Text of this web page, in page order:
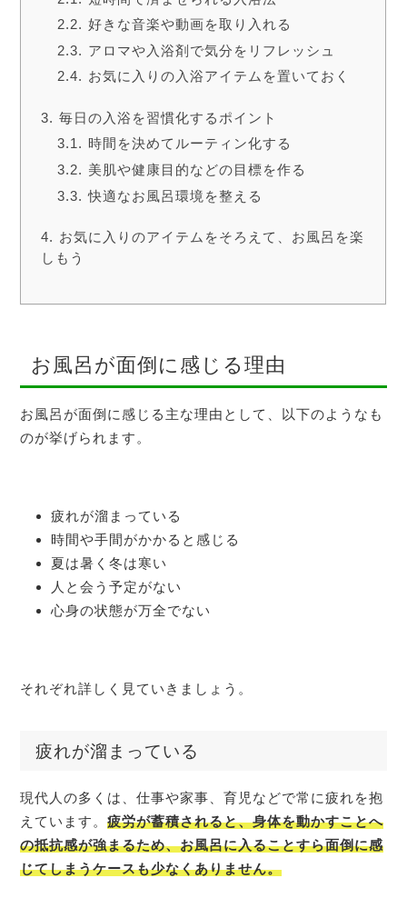
好きな音楽や動画を取り入れる
アロマや入浴剤で気分をリフレッシュ
お気に入りの入浴アイテムを置いておく
毎日の入浴を習慣化するポイント
時間を決めてルーティン化する
美肌や健康目的などの目標を作る
快適なお風呂環境を整える
お気に入りのアイテムをそろえて、お風呂を楽
しもう
お風呂が面倒に感じる理由
お風呂が面倒に感じる主な理由として、以下のようなも
のが挙げられます。
疲れが溜まっている
時間や手間がかかると感じる
夏は暑く冬は寒い
人と会う予定がない
心身の状態が万全でない
それぞれ詳しく見ていきましょう。
疲れが溜まっている
現代人の多くは、仕事や家事、育児などで常に疲れを抱
えています。疲労が蓄積されると、身体を動かすことへ
の抵抗感が強まるため、お風呂に入ることすら面倒に感
じてしまうケースも少なくありません。